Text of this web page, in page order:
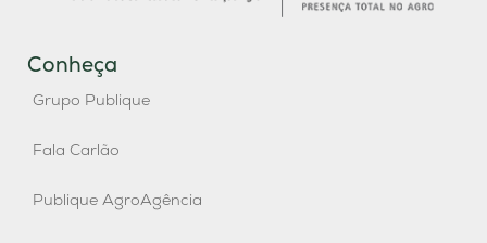
Conheça
Grupo Publique
Fala Carlão
Publique AgroAgência